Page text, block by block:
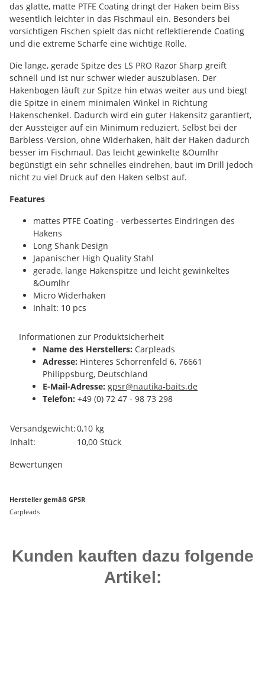
das glatte, matte PTFE Coating dringt der Haken beim Biss
wesentlich leichter in das Fischmaul ein. Besonders bei
vorsichtigen Fischen spielt das nicht reflektierende Coating
und die extreme Schärfe eine wichtige Rolle.
Die lange, gerade Spitze des LS PRO Razor Sharp greift
schnell und ist nur schwer wieder auszublasen. Der
Hakenbogen läuft zur Spitze hin etwas weiter aus und biegt
die Spitze in einem minimalen Winkel in Richtung
Hakenschenkel. Dadurch wird ein guter Hakensitz garantiert,
der Aussteiger auf ein Minimum reduziert. Selbst bei der
Barbless-Version, ohne Widerhaken, hält der Haken dadurch
besser im Fischmaul. Das leicht gewinkelte &Oumlhr
begünstigt ein sehr schnelles eindrehen, baut im Drill jedoch
nicht zu viel Druck auf den Haken selbst auf.
Features
mattes PTFE Coating - verbessertes Eindringen des
Hakens
Long Shank Design
Japanischer High Quality Stahl
gerade, lange Hakenspitze und leicht gewinkeltes
&Oumlhr
Micro Widerhaken
Inhalt: 10 pcs
Informationen zur Produktsicherheit
Name des Herstellers: Carpleads
Adresse: Hinteres Schorrenfeld 6, 76661
Philippsburg, Deutschland
E-Mail-Adresse: gpsr@nautika-baits.de
Telefon: +49 (0) 72 47 - 98 73 298
Produkteigenschaft
Wert
Versandgewicht:0,10 kg
Inhalt:
10,00 Stück
Bewertungen
Hersteller gemäß GPSR
Carpleads
Kunden kauften dazu folgende
Artikel: